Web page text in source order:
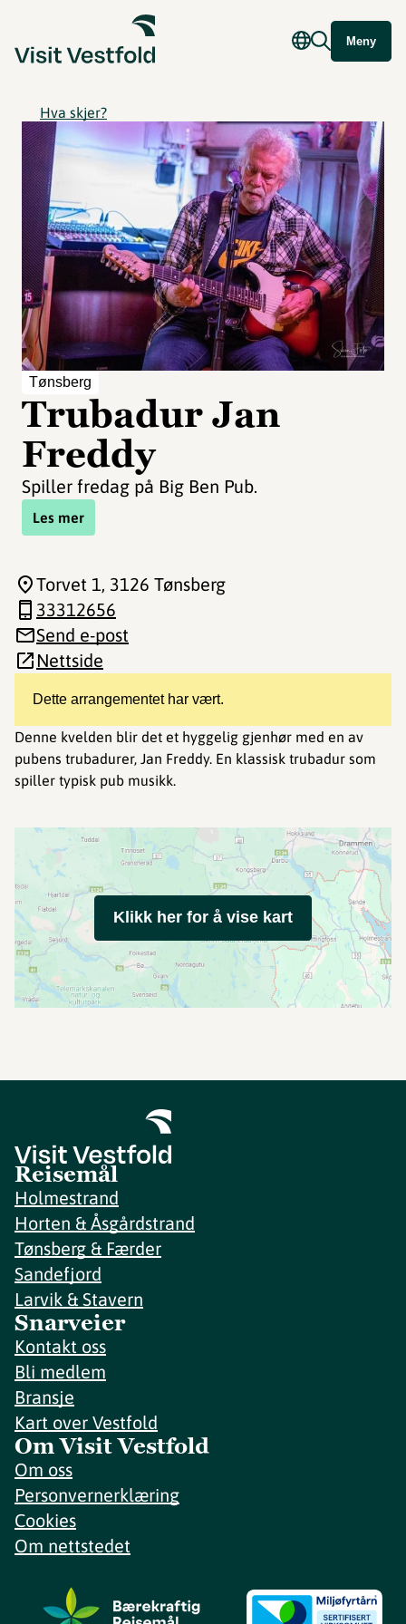
Meny
Hva skjer?
Tønsberg
Trubadur Jan
Freddy
Spiller fredag på Big Ben Pub.
Les mer
Dette arrangementet har vært.
Denne kvelden blir det et hyggelig gjenhør med en av
pubens trubadurer, Jan Freddy. En klassisk trubadur som
spiller typisk pub musikk.
Torvet 1, 3126 Tønsberg
33312656
Send e-post
Nettside
Klikk her for å vise kart
Reisemål
Holmestrand
Horten & Åsgårdstrand
Tønsberg & Færder
Sandefjord
Larvik & Stavern
Snarveier
Kontakt oss
Bli medlem
Bransje
Kart over Vestfold
Om Visit Vestfold
Om oss
Personvernerklæring
Cookies
Om nettstedet